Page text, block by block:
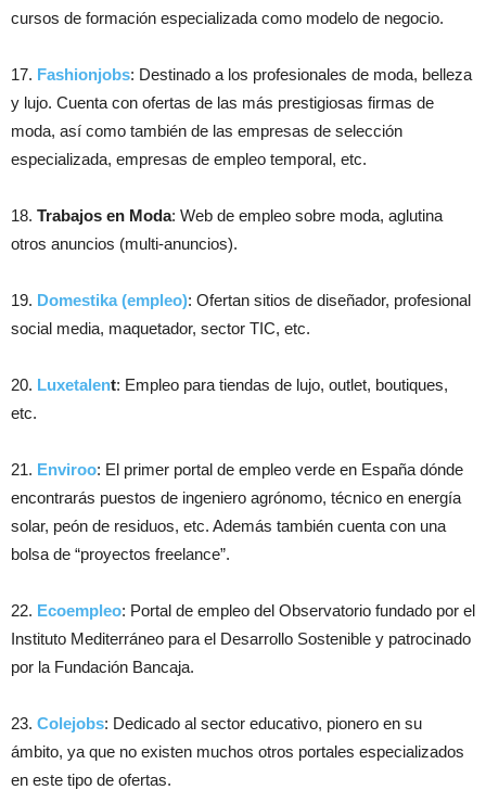
cursos de formación especializada como modelo de negocio.
17. Fashionjobs: Destinado a los profesionales de moda, belleza
y lujo. Cuenta con ofertas de las más prestigiosas firmas de
moda, así como también de las empresas de selección
especializada, empresas de empleo temporal, etc.
18. Trabajos en Moda: Web de empleo sobre moda, aglutina
otros anuncios (multi-anuncios).
19. Domestika (empleo): Ofertan sitios de diseñador, profesional
social media, maquetador, sector TIC, etc.
20. Luxetalent: Empleo para tiendas de lujo, outlet, boutiques,
etc.
21. Enviroo: El primer portal de empleo verde en España dónde
encontrarás puestos de ingeniero agrónomo, técnico en energía
solar, peón de residuos, etc. Además también cuenta con una
bolsa de “proyectos freelance”.
22. Ecoempleo: Portal de empleo del Observatorio fundado por el
Instituto Mediterráneo para el Desarrollo Sostenible y patrocinado
por la Fundación Bancaja.
23. Colejobs: Dedicado al sector educativo, pionero en su
ámbito, ya que no existen muchos otros portales especializados
en este tipo de ofertas.